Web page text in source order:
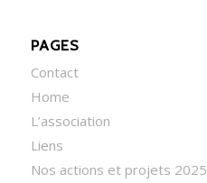
PAGES
Contact
Home
L’association
Liens
Nos actions et projets 2025